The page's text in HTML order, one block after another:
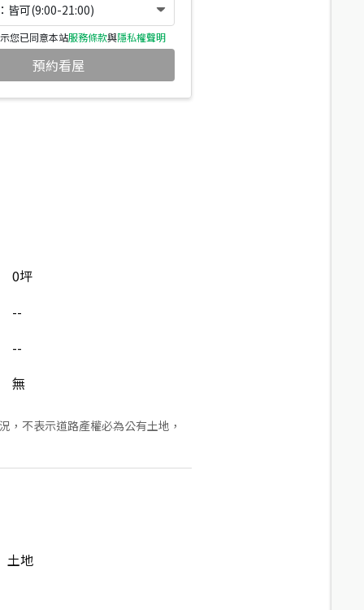
皆可(9:00-21:00)
您已同意本站服務條款與隱私權聲明
預約看屋
0坪
--
--
無
，不表示道路產權必為公有土地，
土地